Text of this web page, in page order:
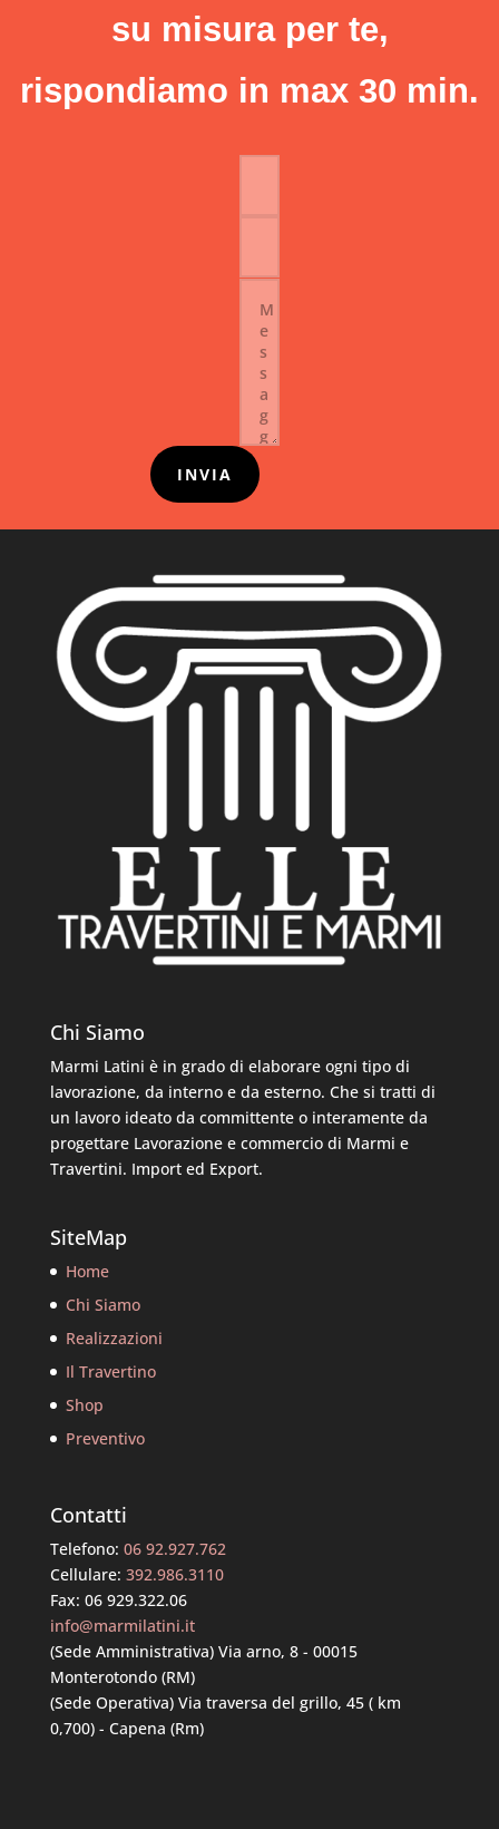
su misura per te,
rispondiamo in max 30 min.
INVIA
Chi Siamo
Marmi Latini è in grado di elaborare ogni tipo di
lavorazione, da interno e da esterno. Che si tratti di
un lavoro ideato da committente o interamente da
progettare Lavorazione e commercio di Marmi e
Travertini. Import ed Export.
SiteMap
Home
Chi Siamo
Realizzazioni
Il Travertino
Shop
Preventivo
Contatti
Telefono: 06 92.927.762
Cellulare: 392.986.3110
Fax: 06 929.322.06
info@marmilatini.it
(Sede Amministrativa) Via arno, 8 - 00015
Monterotondo (RM)
(Sede Operativa) Via traversa del grillo, 45 ( km
0,700) - Capena (Rm)